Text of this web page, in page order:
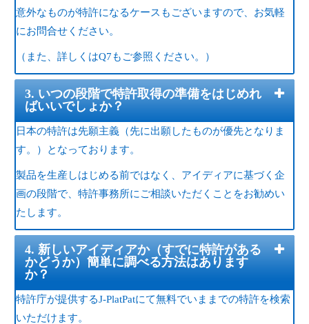
意外なものが特許になるケースもございますので、お気軽
にお問合せください。
（また、詳しくはQ7もご参照ください。）
3. いつの段階で特許取得の準備をはじめれ
ばいいでしょか？
日本の特許は先願主義（先に出願したものが優先となりま
す。）となっております。
製品を生産しはじめる前ではなく、アイディアに基づく企
画の段階で、特許事務所にご相談いただくことをお勧めい
たします。
4. 新しいアイディアか（すでに特許がある
かどうか）簡単に調べる方法はあります
か？
特許庁が提供するJ-PlatPatにて無料でいままでの特許を検索
いただけます。